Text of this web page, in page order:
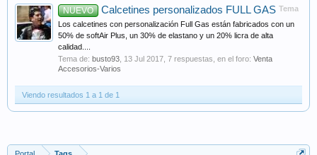
Tema
NUEVO Calcetines personalizados FULL GAS
Los calcetines con personalización Full Gas están fabricados con un
50% de softAir Plus, un 30% de elastano y un 20% licra de alta
calidad....
Tema de: busto93 13 Jul 2017 , 7 respuestas, en el foro: Venta
Accesorios-Varios
Viendo resultados 1 a 1 de 1